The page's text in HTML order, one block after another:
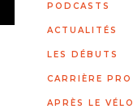
PODCASTS
ACTUALITÉS
LES DÉBUTS
CARRIÈRE PRO
APRÈS LE VÉLO